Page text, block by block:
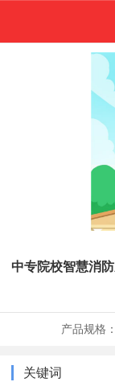
中专院校智慧消
产品规格：
关键词